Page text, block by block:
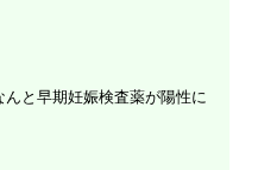
と早期妊娠検査薬が陽性に